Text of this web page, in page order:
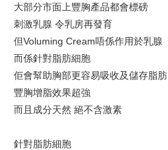
大部分市面上豐胸產品都會標磅
刺激乳腺 令乳房再發育
但Voluming Cream唔係作用於乳腺
而係針對脂肪細胞
佢會幫助胸部更容易吸收及儲存脂肪
豐胸增脂效果超強
而且成分天然 絕不含激素
針對脂肪細胞